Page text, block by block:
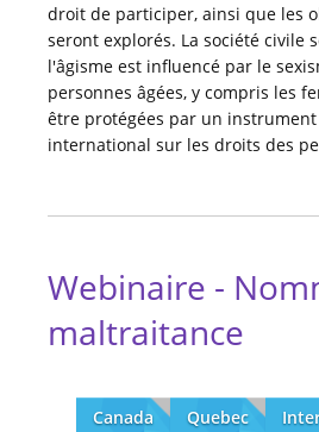
droit de participer, ainsi que les
seront explorés. La société civile
l'âgisme est influencé par le
personnes âgées, y compris les
être protégées par un
international sur les droits des
Webinaire -
maltraitance
Canada Quebec